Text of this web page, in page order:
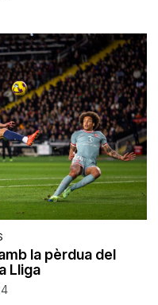
la pèrdua del
Lliga